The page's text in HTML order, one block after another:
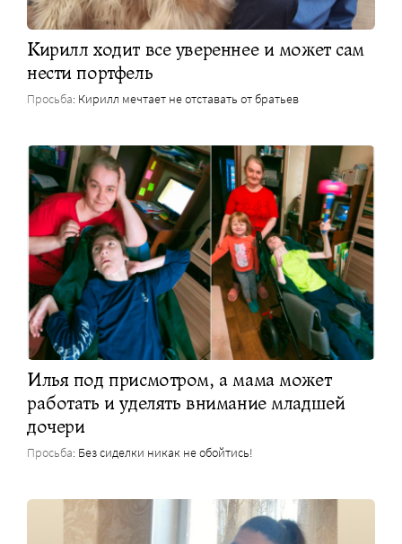
Кирилл ходит все увереннее и может сам
нести портфель
Просьба: Кирилл мечтает не отставать от братьев
Илья под присмотром, а мама может
работать и уделять внимание младшей
дочери
Просьба: Без сиделки никак не обойтись!